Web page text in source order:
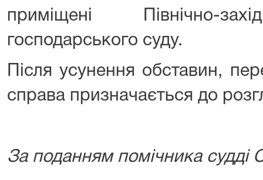
приміщені Північно-
господарського суду.
Після усунення обставин,
справа призначається до
За поданням помічника судді